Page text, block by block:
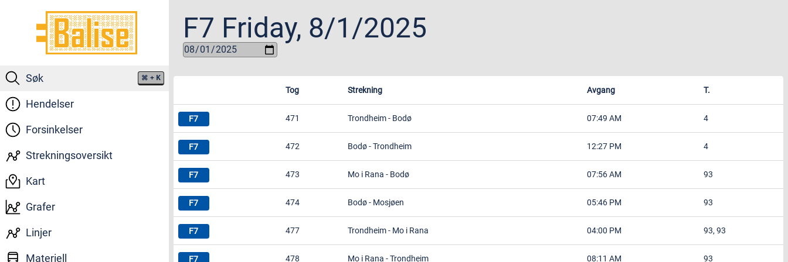
Søk ⌘ + K
Hendelser
Forsinkelser
Strekningsoversikt
Kart
Grafer
Linjer
Materiell
F7 Friday, 8/1/2025
Tog Strekning Avgang T.
471 Trondheim- Bodø 07:49 AM 4
472 Bodø-Trondheim 12:27 PM 4
473 Mo i Rana - Bodø 07:56 AM 93
474 Bodø- Mosjøen 05:46 PM 93
477 Trondheim- Mo i Rana 04:00 PM 93, 93
478 Mo i Rana -Trondheim 08:11 AM 93